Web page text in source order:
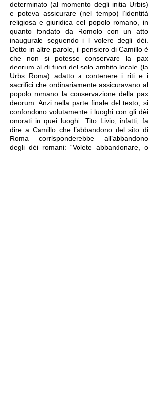
determinato (al momento degli initia Urbis)
e poteva assicurare (nel tempo) l’identità
religiosa e giuridica del popolo romano, in
quanto fondato da Romolo con un atto
inaugurale seguendo i l volere degli dèi.
Detto in altre parole, il pensiero di Camillo è
che non si potesse conservare la pax
deorum al di fuori del solo ambito locale (la
Urbs Roma) adatto a contenere i riti e i
sacrifici che ordinariamente assicuravano al
popolo romano la conservazione della pax
deorum. Anzi nella parte finale del testo, si
confondono volutamente i luoghi con gli dèi
onorati in quei luoghi: Tito Livio, infatti, fa
dire a Camillo che l’abbandono del sito di
Roma corrisponderebbe all’abbandono
degli dèi romani: “Volete abbandonare, o